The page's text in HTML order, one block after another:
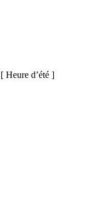
Heure d’été ]